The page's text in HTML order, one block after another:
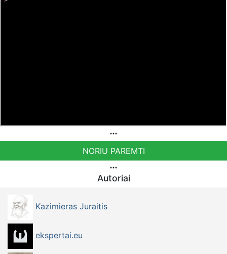
NORIU PAREMTI
Autoriai
Kazimieras Juraitis
ekspertai.eu